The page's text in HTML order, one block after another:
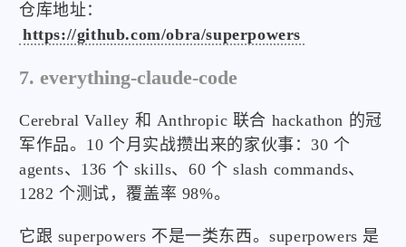
仓库地址：
https://github.com/obra/superpowers
7. everything-claude-code
Cerebral Valley 和 Anthropic 联合 hackathon 的冠
军作品。10 个月实战攒出来的家伙事：30 个
agents、136 个 skills、60 个 slash commands、
1282 个测试，覆盖率 98%。
它跟 superpowers 不是一类东西。superpowers 是